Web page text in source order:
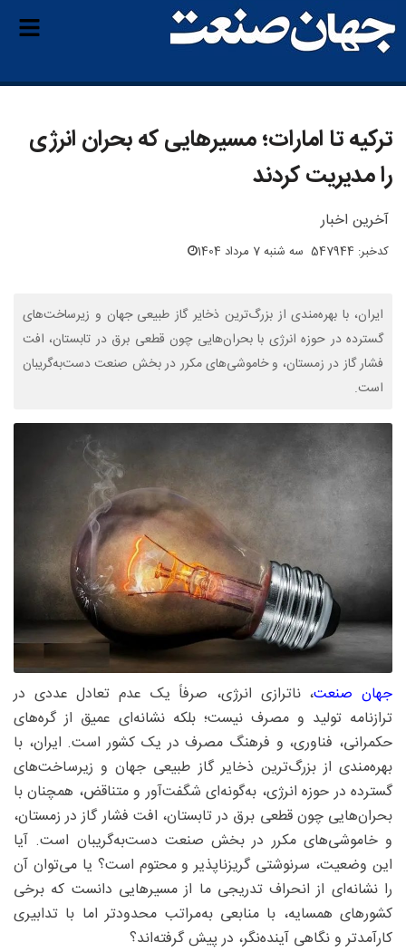
ترکیه تا امارات؛ مسیرهایی که بحران انرژی
را مدیریت کردند
آخرین اخبار
کدخبر: 547944 سه شنبه 7 مرداد 1404
ایران، با بهره‌مندی از بزرگ‌ترین ذخایر گاز طبیعی جهان و زیرساخت‌های
گسترده در حوزه انرژی با بحران‌هایی چون قطعی برق در تابستان، افت
فشار گاز در زمستان، و خاموشی‌های مکرر در بخش صنعت دست‌به‌گریبان
است.
جهان صنعت، ناترازی انرژی، صرفاً یک عدم تعادل عددی در
ترازنامه تولید و مصرف نیست؛ بلکه نشانه‌ای عمیق از گره‌های
حکمرانی، فناوری، و فرهنگ مصرف در یک کشور است. ایران، با
بهره‌مندی از بزرگ‌ترین ذخایر گاز طبیعی جهان و زیرساخت‌های
گسترده در حوزه انرژی، به‌گونه‌ای شگفت‌آور و متناقض، همچنان با
بحران‌هایی چون قطعی برق در تابستان، افت فشار گاز در زمستان،
و خاموشی‌های مکرر در بخش صنعت دست‌به‌گریبان است. آیا
این وضعیت، سرنوشتی گریزناپذیر و محتوم است؟ یا می‌توان آن
را نشانه‌ای از انحراف تدریجی ما از مسیرهایی دانست که برخی
کشورهای همسایه، با منابعی به‌مراتب محدودتر اما با تدابیری
کارآمدتر و نگاهی آینده‌نگر، در پیش گرفته‌اند؟